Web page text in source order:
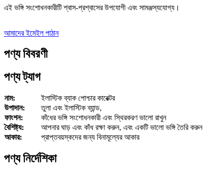
এই ভঙ্গি সংশোধনকারীটি শ্বাস-প্রশ্বাসের উপযোগী এবং সামঞ্জস্যযোগ্য।
আমাদের ইমেইল পাঠান
পণ্য বিবরণী
পণ্য ট্যাগ
নাম:
ইলাস্টিক ব্যাক পোশ্চার কারেক্টর
উপাদান:
তুলা এবং ইলাস্টিক ব্যান্ড,
ফাংশন:
কাঁধের ভঙ্গি সংশোধনকারী এবং স্থিরকরণ ভালো রাখুন
বৈশিষ্ট্য:
আপনার ঘাড় এবং কাঁধ রক্ষা করুন, এবং একটি ভালো ভঙ্গি তৈরি করুন
আকার:
প্রাপ্তবয়স্কদের জন্য বিনামূল্যের আকার
পণ্য নির্দেশিকা